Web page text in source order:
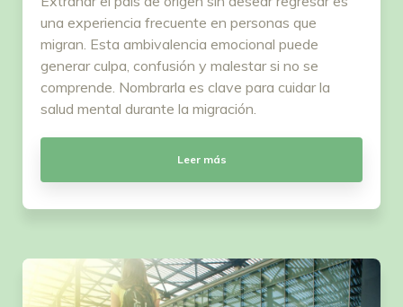
una experiencia frecuente en personas que
migran. Esta ambivalencia emocional puede
generar culpa, confusión y malestar si no se
comprende. Nombrarla es clave para cuidar la
salud mental durante la migración.
Leer más